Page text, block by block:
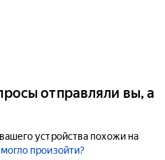
отправляли вы, а
устройства похожи на
произойти?